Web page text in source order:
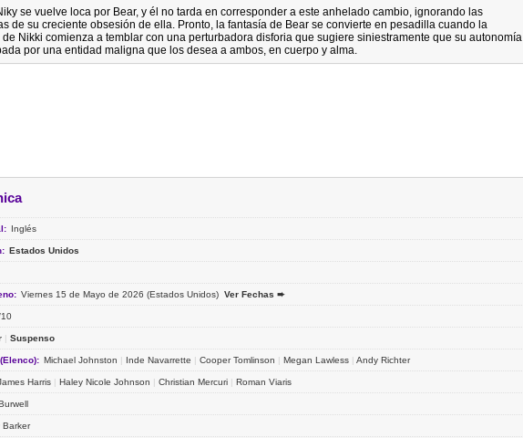
se vuelve loca por Bear, y él no tarda en corresponder a este anhelado cambio, ignorando las
de su creciente obsesión de ella. Pronto, la fantasía de Bear se convierte en pesadilla cuando la
Nikki comienza a temblar con una perturbadora disforia que sugiere siniestramente que su autonomía
por una entidad maligna que los desea a ambos, en cuerpo y alma.
Inglés
Estados Unidos
Viernes 15 de Mayo de 2026 (Estados Unidos) Ver Fechas ➨
| Suspenso
Michael Johnston | Inde Navarrette | Cooper Tomlinson | Megan Lawless | Andy Richter
Harris | Haley Nicole Johnson | Christian Mercuri | Roman Viaris
Barker